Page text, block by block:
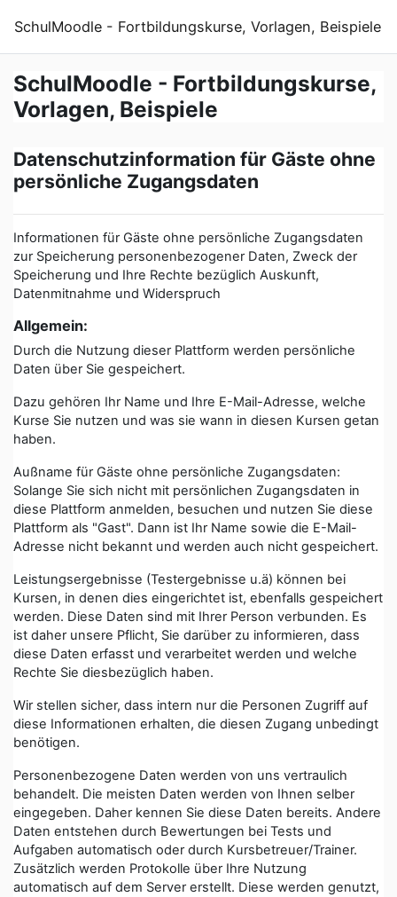
SchulMoodle - Fortbildungskurse, Vorlagen, Beispiele
SchulMoodle - Fortbildungskurse,
Vorlagen, Beispiele
Datenschutzinformation für Gäste ohne
persönliche Zugangsdaten
Informationen für Gäste ohne persönliche Zugangsdaten
zur Speicherung personenbezogener Daten, Zweck der
Speicherung und Ihre Rechte bezüglich Auskunft,
Datenmitnahme und Widerspruch
Allgemein:
Durch die Nutzung dieser Plattform werden persönliche
Daten über Sie gespeichert.
Dazu gehören Ihr Name und Ihre E-Mail-Adresse, welche
Kurse Sie nutzen und was sie wann in diesen Kursen getan
haben.
Außname für Gäste ohne persönliche Zugangsdaten:
Solange Sie sich nicht mit persönlichen Zugangsdaten in
diese Plattform anmelden, besuchen und nutzen Sie diese
Plattform als "Gast". Dann ist Ihr Name sowie die E-Mail-
Adresse nicht bekannt und werden auch nicht gespeichert.
Leistungsergebnisse (Testergebnisse u.ä) können bei
Kursen, in denen dies eingerichtet ist, ebenfalls gespeichert
werden. Diese Daten sind mit Ihrer Person verbunden. Es
ist daher unsere Pflicht, Sie darüber zu informieren, dass
diese Daten erfasst und verarbeitet werden und welche
Rechte Sie diesbezüglich haben.
Wir stellen sicher, dass intern nur die Personen Zugriff auf
diese Informationen erhalten, die diesen Zugang unbedingt
benötigen.
Personenbezogene Daten werden von uns vertraulich
behandelt. Die meisten Daten werden von Ihnen selber
eingegeben. Daher kennen Sie diese Daten bereits. Andere
Daten entstehen durch Bewertungen bei Tests und
Aufgaben automatisch oder durch Kursbetreuer/Trainer.
Zusätzlich werden Protokolle über Ihre Nutzung
automatisch auf dem Server erstellt. Diese werden genutzt,